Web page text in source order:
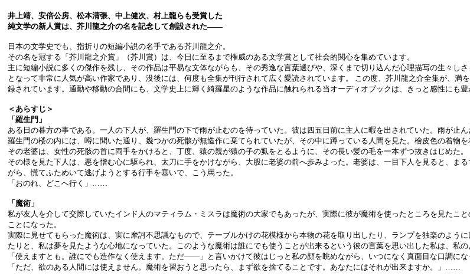
井上靖、安倍公房、松本清張、中上健次、村上龍らも受賞した
純文学の新人賞は、芥川龍之介の名を記念して創設された――
日本の文学史でも、指折りの短編小説の名手である芥川龍之介。
その名を冠する「芥川龍之介賞」（芥川賞）は、今日に至るまで権威のある文学賞として社会的関心を集めています。
主に短編小説に多くの傑作を残し、その作品は平易な文体ながらも、その秀逸な言葉選びや、深くまで切り込んだ心理描写の生々し
となって非常に人気が高い作家であり、没後には、何度も全集が刊行されて広く愛読されています。 この度、芥川龍之介全集が、
録されています。通勤や移動の合間にも、文学史上に輝く綺羅星のような作品に触れられる当オーディオブックは、きっと感性にも
＜あらすじ＞
「羅生門」
ある日の暮方の事である。一人の下人が、羅生門の下で雨が止むのを待っていた。彼は四五日前に主人に暇を出されていた。雨が止
羅生門の楼の内には、噂に聞いた通り、幾つかの死骸が無造作に棄てられていたが、その中に蹲っている人間を見た。檜皮色の着物
その老婆は、女性の死骸の首に両手をかけると、丁度、猿の親が猿の子の虱をとるように、その長い髪の毛を一本ずつ抜きはじめた。
その様を見た下人は、悪を憎む心に駆られ、太刀に手をかけながら、大股に老婆の前へ歩みよった。老婆は、一目下人を見ると、ま
がら、慌てふためいて逃げようとする行手を塞いで、こう罵った。
「おのれ、どこへ行く」……
「魔術」
私が友人を介して交際していたインド人のマティラム・ミスラは魔術の大家でもあったが、実際に彼が魔術を使ったところを見たこ
ことになった。
実際に見せてもらった魔術は、実に摩訶不思議なもので、テーブルかけの花模様から本物の花を取り出したり、ランプを独楽のよう
たりと、私は夢を見たような心地になっていた。このような魔術は誰にでも使うことが出来るという彼の言葉を思い出した私は、私
「使えますとも。誰にでも造作なく使えます。ただ――」と言いかけて彼はじっと私の顔を眺めながら、いつになく真面目な口調にな
「ただ、欲のある人間には使えません。魔術を習おうと思ったら、まず欲を捨てることです。あなたにはそれが出来ますか。」……